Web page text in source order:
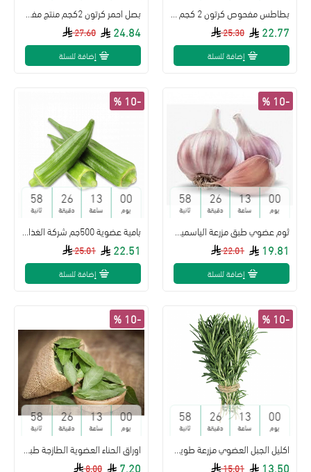
25.30 22.77
إضافة للسلة
بصل احمر كرتون 2كجم منتج مفحوص تعاونية الباطين
27.60 24.84
إضافة للسلة
-10 %
00
يوم
13
ساعة
26
دقيقة
57
ثانية
22.01 19.81
إضافة للسلة
-10 %
00
يوم
13
ساعة
26
دقيقة
57
ثانية
25.01 22.51
إضافة للسلة
-10 %
00
يوم
13
ساعة
26
دقيقة
57
ثانية
15.01 13.50
-10 %
00
يوم
13
ساعة
26
دقيقة
57
ثانية
8.00 7.20